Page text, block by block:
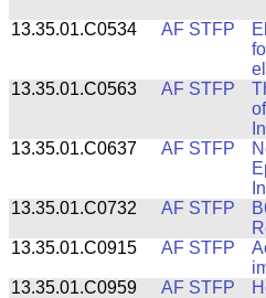
13.35.01.C0534 AF STFP
13.35.01.C0563
AF STFP
13.35.01.C0637
AF STFP
13.35.01.C0732
AF STFP
13.35.01.C0915
AF STFP
13.35.01.C0959
AF STFP